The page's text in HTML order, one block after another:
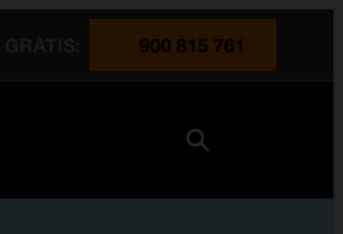
900 815 761